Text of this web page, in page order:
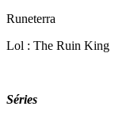
Runeterra
Lol : The Ruin King
Séries